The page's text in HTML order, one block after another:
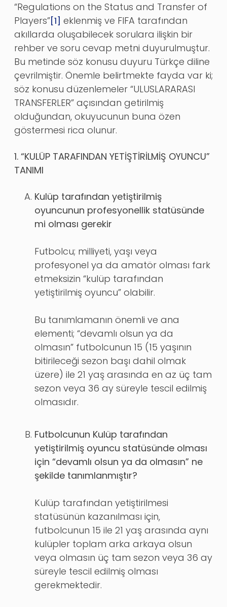
“Regulations on the Status and Transfer of
Players”[1] eklenmiş ve FIFA tarafından
akıllarda oluşabilecek sorulara ilişkin bir
rehber ve soru cevap metni duyurulmuştur.
Bu metinde söz konusu duyuru Türkçe diline
çevrilmiştir. Önemle belirtmekte fayda var ki;
söz konusu düzenlemeler “ULUSLARARASI
TRANSFERLER” açısından getirilmiş
olduğundan, okuyucunun buna özen
göstermesi rica olunur.
1. “KULÜP TARAFINDAN YETİŞTİRİLMİŞ OYUNCU”
TANIMI
Kulüp tarafından yetiştirilmiş
oyuncunun profesyonellik statüsünde
mi olması gerekir
Futbolcu; milliyeti, yaşı veya
profesyonel ya da amatör olması fark
etmeksizin “kulüp tarafından
yetiştirilmiş oyuncu” olabilir.
Bu tanımlamanın önemli ve ana
elementi; “devamlı olsun ya da
olmasın” futbolcunun 15 (15 yaşının
bitirileceği sezon başı dahil olmak
üzere) ile 21 yaş arasında en az üç tam
sezon veya 36 ay süreyle tescil edilmiş
olmasıdır.
Futbolcunun Kulüp tarafından
yetiştirilmiş oyuncu statüsünde olması
için “devamlı olsun ya da olmasın” ne
şekilde tanımlanmıştır?
Kulüp tarafından yetiştirilmesi
statüsünün kazanılması için,
futbolcunun 15 ile 21 yaş arasında aynı
kulüpler toplam arka arkaya olsun
veya olmasın üç tam sezon veya 36 ay
süreyle tescil edilmiş olması
gerekmektedir.